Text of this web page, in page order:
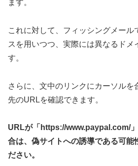
ます。
これに対して、フィッシングメール
スを用いつつ、実際には異なるドメ
す。
さらに、文中のリンクにカーソルを
先のURLを確認できます。
URLが「https://www.paypal.com/
合は、偽サイトへの誘導である可能
ださい。